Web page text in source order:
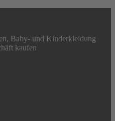
Baby- und Kinderkleidung
kaufen